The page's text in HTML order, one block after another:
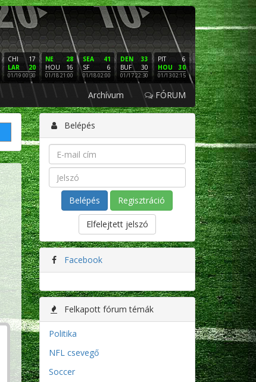
17
CHI
20
LAR
01/19 00:30
28
NE
16
HOU
01/18 21:00
41
SEA
6
SF
01/18 02:00
33
DEN
30
BUF
01/17 22:30
6
PIT
30
HOU
01/13 02:15
16
NE
3
LAC
01/12 02:00
PHI
SF
01/11
Archívum FÓRUM
Belépés
Regisztráció
Elfelejtett jelszó
Facebook
Felkapott fórum témák
Politika
NFL csevegő
Soccer